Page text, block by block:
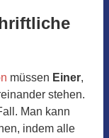
müssen Einer,
stehen.
Man kann
indem alle